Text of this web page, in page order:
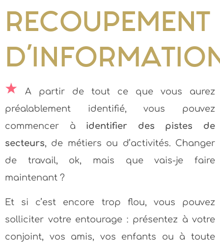
RECOUPEMENT
A partir de tout ce que vous aurez
préalablement identifié, vous pouvez
commencer à identifier des pistes de
secteurs, de métiers ou d’activités. Changer
de travail, ok, mais que vais-je faire
maintenant ?
Et si c’est encore trop flou, vous pouvez
solliciter votre entourage : présentez à votre
conjoint, vos amis, vos enfants ou à toute